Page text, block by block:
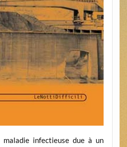
maladie infectieuse due à un